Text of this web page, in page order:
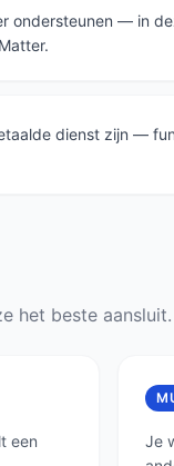
ondersteunen — in
dienst zijn —
het beste aansluit.
een
Je